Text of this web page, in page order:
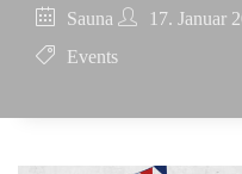
Sauna
17. Januar
Events